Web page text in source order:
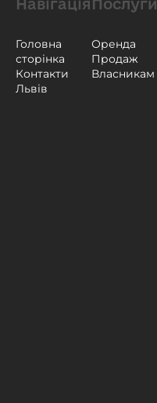
Навігація
Головна
сторінка
Контакти
Львів
Послуги
Оренда
Продаж
Власникам